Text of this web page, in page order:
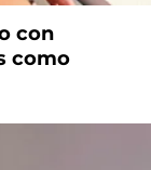
con
como